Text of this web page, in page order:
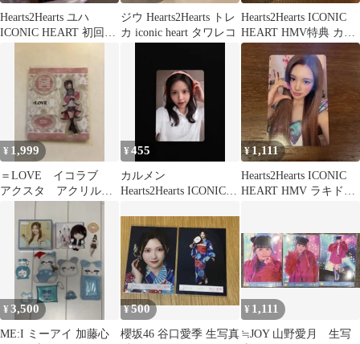
Hearts2Hearts ユハ
ICONIC HEART 初回限
ジウ Hearts2Hearts トレ
カ iconic heart タワレコ
Hearts2Hearts ICONIC
HEART HMV特典 カル
メントレカ
¥ 1,999
＝LOVE イコラブ
アクスタ アクリルス
タンド 8周年ツアー衣
装 齋藤樹愛羅
¥455
カルメン
Hearts2Hearts ICONIC
¥1,111
Hearts2Hearts ICONIC
HEART HMV ラキドロ
¥3,500
ME:I ミーアイ 加藤心
¥500
櫻坂46 谷口愛季 生写真
¥ 1,111
≒JOY 山野愛月 生写